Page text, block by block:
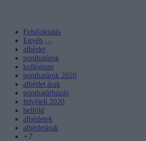
Felsőoktatás
Egyéb
albérlet
ponthatárok
kollégium
ponthatárok 2020
albérlet árak
ponthatárhúzás
felvételi 2020
belföld
albérletek
albérletárak
+7